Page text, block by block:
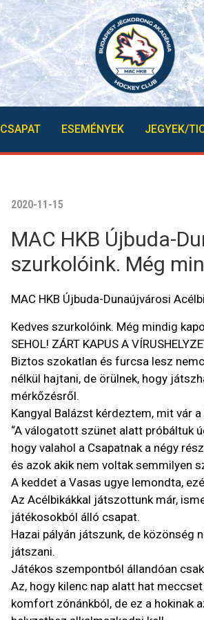
CSAPAT ESEMÉNYEK JEGYEK/
2020-11-15
MAC HKB Újbuda-
szurkolóink. Még
MAC HKB Újbuda-Dunaújvárosi
Kedves szurkolóink. Még mindig
SEHOL! ZÁRT KAPUS A
Biztos szokatlan és furcsa lesz
nélkül hajtani, de örülnek, hogy
mérkőzésről.
Kangyal Balázst kérdeztem, mit vár
“A válogatott szünet alatt próbáltuk
hogy valahol a Csapatnak a négy
és azok akik nem voltak semmilyen
A keddet a Vasas ugye lemondta,
Az Acélbikákkal játszottunk már,
játékosokból álló csapat.
Hazai pályán játszunk, de közönség
játszani.
Játékos szempontból állandóan
Az, hogy kilenc nap alatt hat
komfort zónánkból, de ez a hokinak